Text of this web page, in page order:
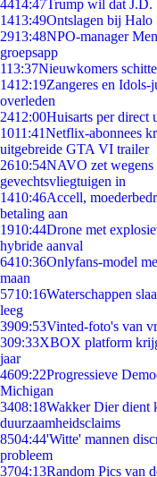
4414:47Trump wil dat J.D.
1413:49Ontslagen bij Halo
2913:48NPO-manager
groepsapp
113:37Nieuwkomers
1412:19Zangeres en
overleden
2412:00Huisarts per direct
1011:41Netflix-abonnees
uitgebreide GTA VI trailer
2610:54NAVO zet wegens
gevechtsvliegtuigen in
1410:46Accell,
betaling aan
1910:44Drone met
hybride aanval
6410:36Onlyfans-model
maan
5710:16Waterschappen
leeg
3909:53Vinted-foto's van
309:33XBOX platform
jaar
4609:22Progressieve
Michigan
3408:18Wakker Dier dient
duurzaamheidsclaims
8504:44'Witte' mannen
probleem
3704:13Random Pics van